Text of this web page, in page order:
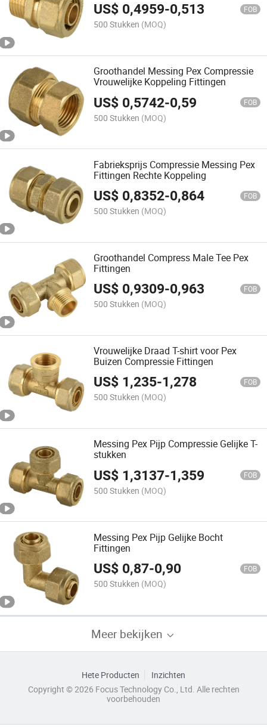
US$ 0,4959-0,513 FOB
500 Stukken (MOQ)
Groothandel Messing Pex Compressie
Vrouwelijke Koppeling Fittingen
US$ 0,5742-0,59 FOB
500 Stukken (MOQ)
Fabrieksprijs Compressie Messing Pex
Fittingen Rechte Koppeling
US$ 0,8352-0,864 FOB
500 Stukken (MOQ)
Groothandel Compress Male Tee Pex
Fittingen
US$ 0,9309-0,963 FOB
500 Stukken (MOQ)
Vrouwelijke Draad T-shirt voor Pex
Buizen Compressie Fittingen
US$ 1,235-1,278 FOB
500 Stukken (MOQ)
Messing Pex Pijp Compressie Gelijke T-
stukken
US$ 1,3137-1,359 FOB
500 Stukken (MOQ)
Messing Pex Pijp Gelijke Bocht
Fittingen
US$ 0,87-0,90 FOB
500 Stukken (MOQ)
Meer bekijken
Hete Producten
Inzichten
Copyright © 2026 Focus Technology Co., Ltd. Alle rechten
voorbehouden